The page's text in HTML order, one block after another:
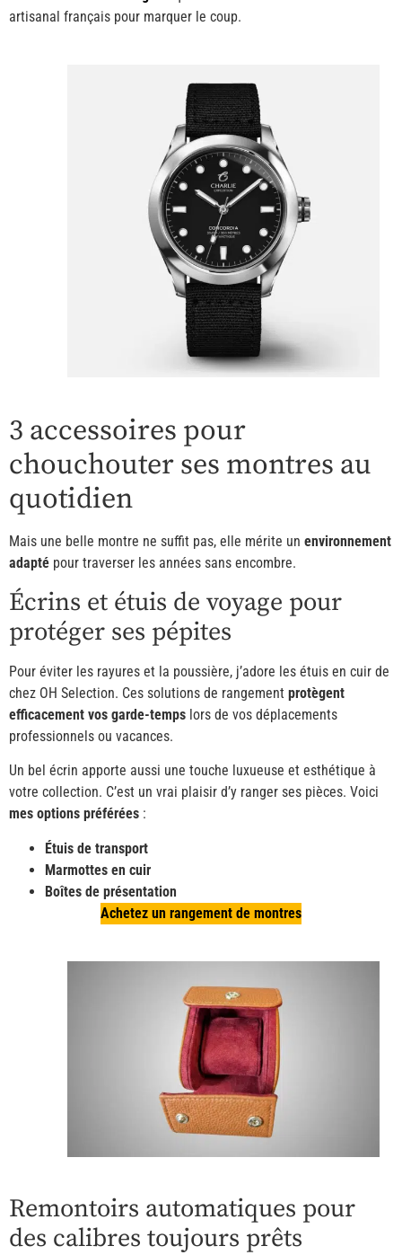
artisanal français pour marquer le coup.
3 accessoires pour
chouchouter ses montres au
quotidien
Mais une belle montre ne suffit pas, elle mérite un environnement
adapté pour traverser les années sans encombre.
Écrins et étuis de voyage pour
protéger ses pépites
Pour éviter les rayures et la poussière, j’adore les étuis en cuir de
chez OH Selection. Ces solutions de rangement protègent
efficacement vos garde-temps lors de vos déplacements
professionnels ou vacances.
Un bel écrin apporte aussi une touche luxueuse et esthétique à
votre collection. C’est un vrai plaisir d’y ranger ses pièces. Voici
mes options préférées :
Étuis de transport
Marmottes en cuir
Boîtes de présentation
Achetez un rangement de montres
Remontoirs automatiques pour
des calibres toujours prêts